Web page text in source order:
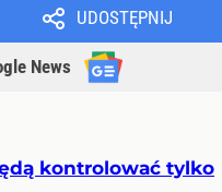
UDOSTĘPNIJ
News
kontrolować tylko